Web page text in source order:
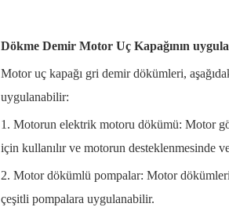
Dökme Demir Motor Uç Kapağının
Motor uç kapağı gri demir dökümleri,
uygulanabilir:
1. Motorun elektrik motoru dökümü: Motor
için kullanılır ve motorun desteklenmesinde
2. Motor dökümlü pompalar: Motor
çeşitli pompalara uygulanabilir.